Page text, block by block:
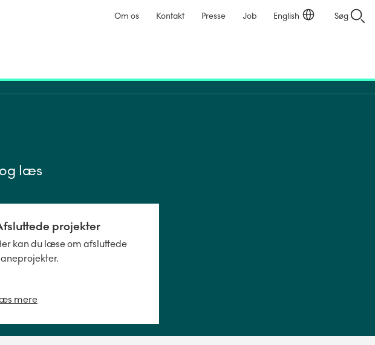
Om os Kontakt Presse Job English Søg
læs
projekter
kan du læse om afsluttede
mere